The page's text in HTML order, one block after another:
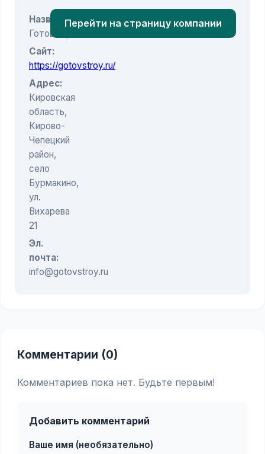
Название:
ГотовСтрой
Сайт:
https://gotovstroy.ru/
Адрес:
Кировская
область,
Кирово-
Чепецкий
район,
село
Бурмакино,
ул.
Вихарева
21
Эл.
почта:
info@gotovstroy.ru
Перейти на страницу компании
Комментарии (0)
Комментариев пока нет. Будьте первым!
Добавить комментарий
Ваше имя (необязательно)